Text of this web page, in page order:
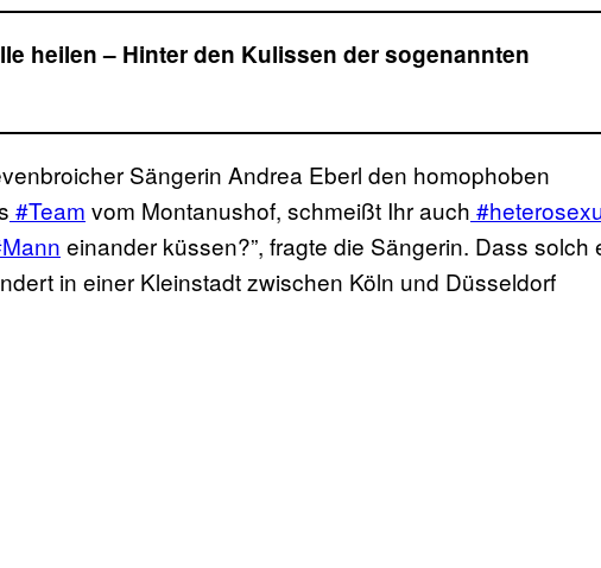
heilen – Hinter den Kulissen der sogenannten
Sängerin Andrea Eberl den homophoben
#Team vom Montanushof, schmeißt Ihr auch
einander küssen?”, fragte die Sängerin. Dass solch
in einer Kleinstadt zwischen Köln und Düsseldorf